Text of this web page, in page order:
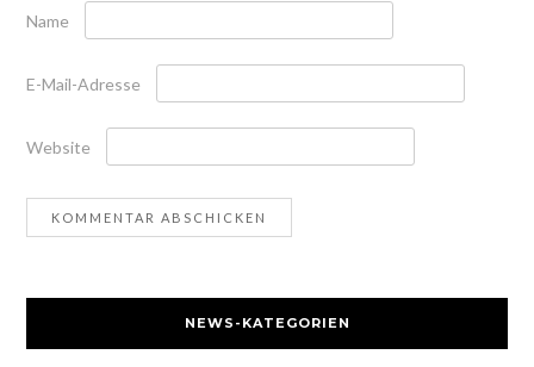
Name
E-Mail-Adresse
Website
NEWS-KATEGORIEN